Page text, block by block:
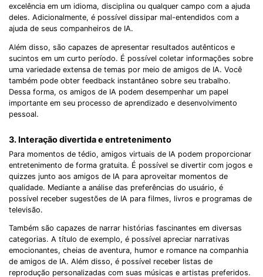
excelência em um idioma, disciplina ou qualquer campo com a ajuda
deles. Adicionalmente, é possível dissipar mal-entendidos com a
ajuda de seus companheiros de IA.
Além disso, são capazes de apresentar resultados autênticos e
sucintos em um curto período. É possível coletar informações sobre
uma variedade extensa de temas por meio de amigos de IA. Você
também pode obter feedback instantâneo sobre seu trabalho.
Dessa forma, os amigos de IA podem desempenhar um papel
importante em seu processo de aprendizado e desenvolvimento
pessoal.
3. Interação divertida e entretenimento
Para momentos de tédio, amigos virtuais de IA podem proporcionar
entretenimento de forma gratuita. É possível se divertir com jogos e
quizzes junto aos amigos de IA para aproveitar momentos de
qualidade. Mediante a análise das preferências do usuário, é
possível receber sugestões de IA para filmes, livros e programas de
televisão.
Também são capazes de narrar histórias fascinantes em diversas
categorias. A título de exemplo, é possível apreciar narrativas
emocionantes, cheias de aventura, humor e romance na companhia
de amigos de IA. Além disso, é possível receber listas de
reprodução personalizadas com suas músicas e artistas preferidos.